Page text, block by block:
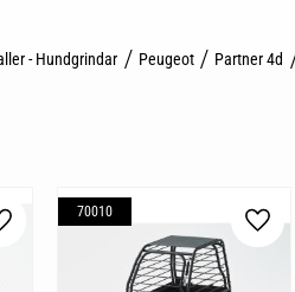
- Hundgrindar Peugeot Partner 4d
till i favoriter
70010